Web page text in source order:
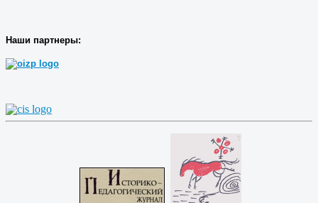
Наши партнеры: